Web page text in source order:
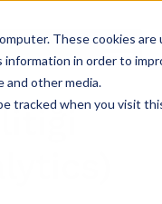
These cookies
in order to
other media.
tracked when you visit